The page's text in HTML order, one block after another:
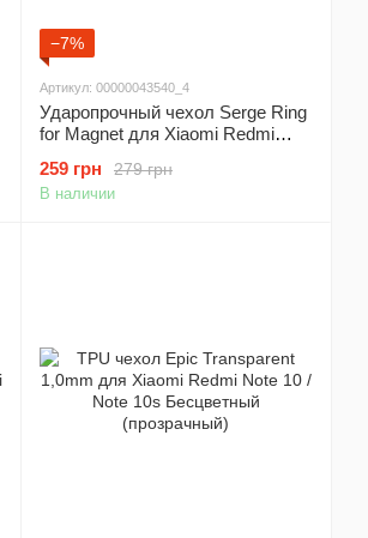
−7%
Артикул: 00000043540_4
Ударопрочный чехол Serge Ring
for Magnet для Xiaomi Redmi
279 грн
259 грн
В наличии